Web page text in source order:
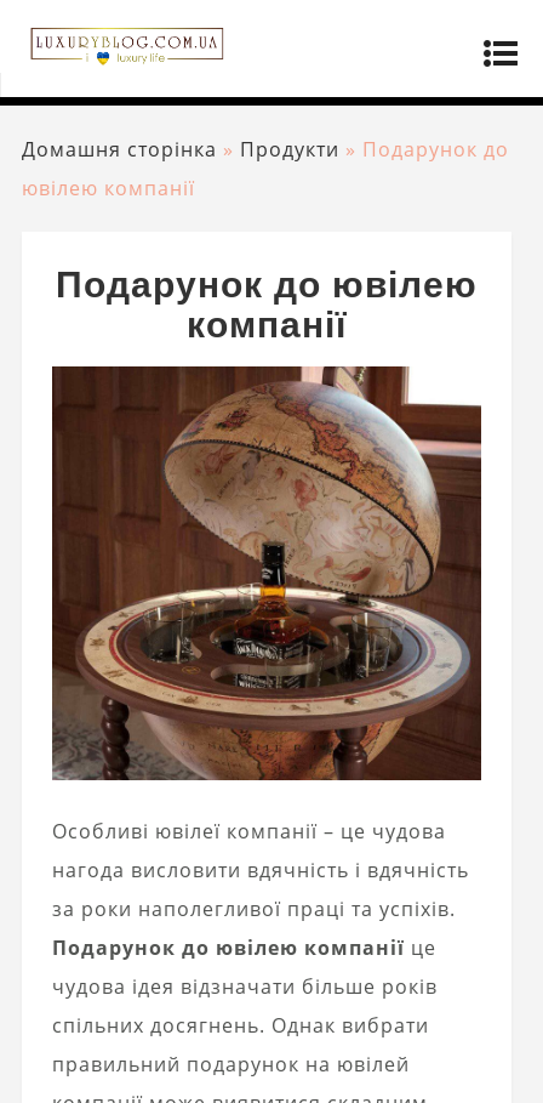
Домашня сторінка » Продукти » Подарунок до
ювілею компанії
Подарунок до ювілею
компанії
Особливі ювілеї компанії – це чудова
нагода висловити вдячність і вдячність
за роки наполегливої ​​праці та успіхів.
Подарунок до ювілею компанії це
чудова ідея відзначати більше років
спільних досягнень. Однак вибрати
правильний подарунок на ювілей